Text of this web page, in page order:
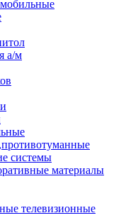
а/м
системы
материалы
телевизионные